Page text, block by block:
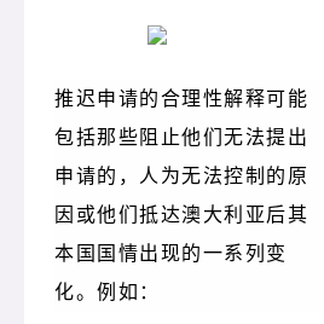
推迟申请的合理性解释可能
包括那些阻止他们无法提出
申请的，人为无法控制的原
因或他们抵达澳大利亚后其
本国国情出现的一系列变
化。例如：